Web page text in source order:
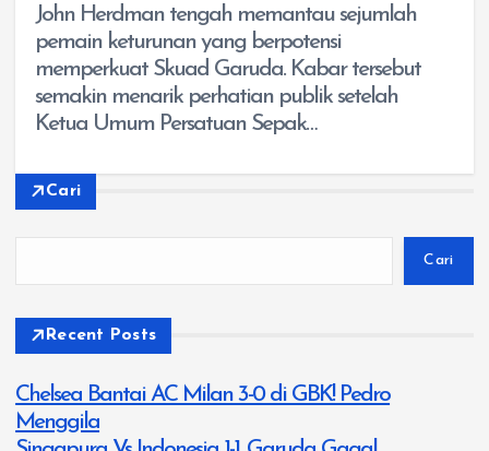
John Herdman tengah memantau sejumlah
pemain keturunan yang berpotensi
memperkuat Skuad Garuda. Kabar tersebut
semakin menarik perhatian publik setelah
Ketua Umum Persatuan Sepak…
Cari
Cari
Recent Posts
Chelsea Bantai AC Milan 3-0 di GBK! Pedro
Menggila